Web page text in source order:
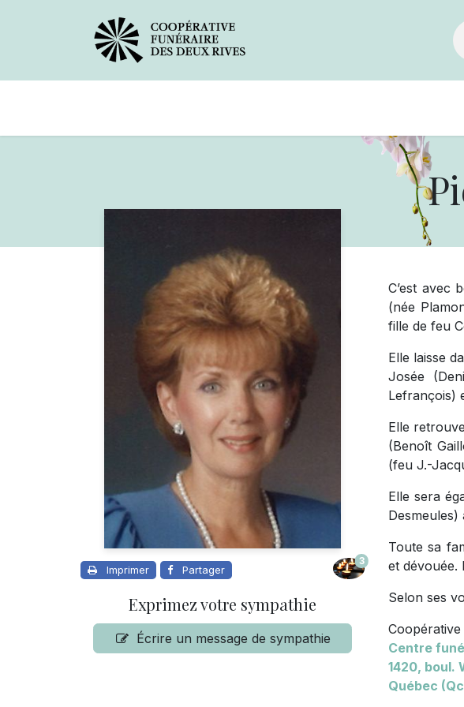
Imprimer Partager
3
Exprimez votre sympathie
Écrire un message de sympathie
C’est avec
(née
fille de feu
Elle laisse
Josée
Lefrançois)
Elle
(Benoît
(feu J.-
Elle sera
Desmeules)
Toute sa
et dévouée.
Selon ses
Centre
1420, boul.
Québec